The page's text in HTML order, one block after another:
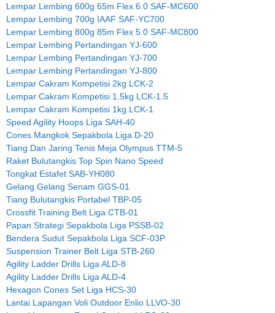
Lempar Lembing 600g 65m Flex 6.0 SAF-MC600
Lempar Lembing 700g IAAF SAF-YC700
Lempar Lembing 800g 85m Flex 5.0 SAF-MC800
Lempar Lembing Pertandingan YJ-600
Lempar Lembing Pertandingan YJ-700
Lempar Lembing Pertandingan YJ-800
Lempar Cakram Kompetisi 2kg LCK-2
Lempar Cakram Kompetisi 1.5kg LCK-1.5
Lempar Cakram Kompetisi 1kg LCK-1
Speed Agility Hoops Liga SAH-40
Cones Mangkok Sepakbola Liga D-20
Tiang Dan Jaring Tenis Meja Olympus TTM-5
Raket Bulutangkis Top Spin Nano Speed
Tongkat Estafet SAB-YH080
Gelang Gelang Senam GGS-01
Tiang Bulutangkis Portabel TBP-05
Crossfit Training Belt Liga CTB-01
Papan Strategi Sepakbola Liga PSSB-02
Bendera Sudut Sepakbola Liga SCF-03P
Suspension Trainer Belt Liga STB-260
Agility Ladder Drills Liga ALD-8
Agility Ladder Drills Liga ALD-4
Hexagon Cones Set Liga HCS-30
Lantai Lapangan Voli Outdoor Enlio LLVO-30